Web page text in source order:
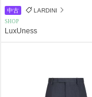
中古 LARDINI
SHOP
LuxUness